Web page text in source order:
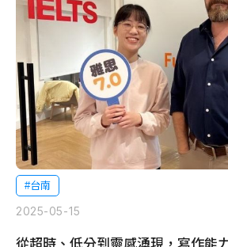
#台南
2025-05-15